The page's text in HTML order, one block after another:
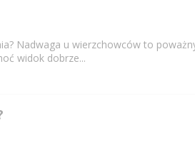
Nadwaga u wierzchowców to
widok dobrze...